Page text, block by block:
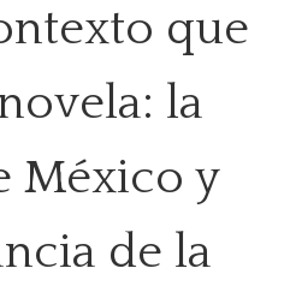
que
la
México y
de la